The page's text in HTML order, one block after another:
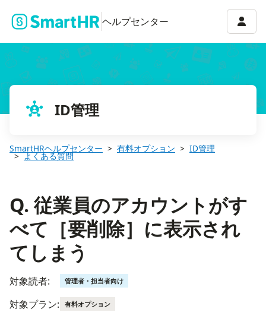
ヘルプセンター アカ
ID管理
SmartHRヘルプセンター 有料オプション ID管理
よくある質問
Q. 従業員のアカウントがす
べて［要削除］に表示され
てしまう
対象読者: 管理者・担当者向け
対象プラン: 有料オプション